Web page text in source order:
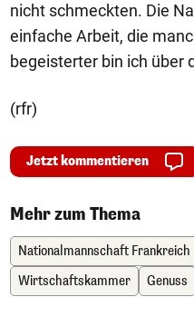
nicht schmeckten. Die
einfache Arbeit, die
begeisterter bin ich über
(rfr)
Jetzt kommentieren
Mehr zum Thema
Nationalmannschaft Frankreich
Wirtschaftskammer
Genuss